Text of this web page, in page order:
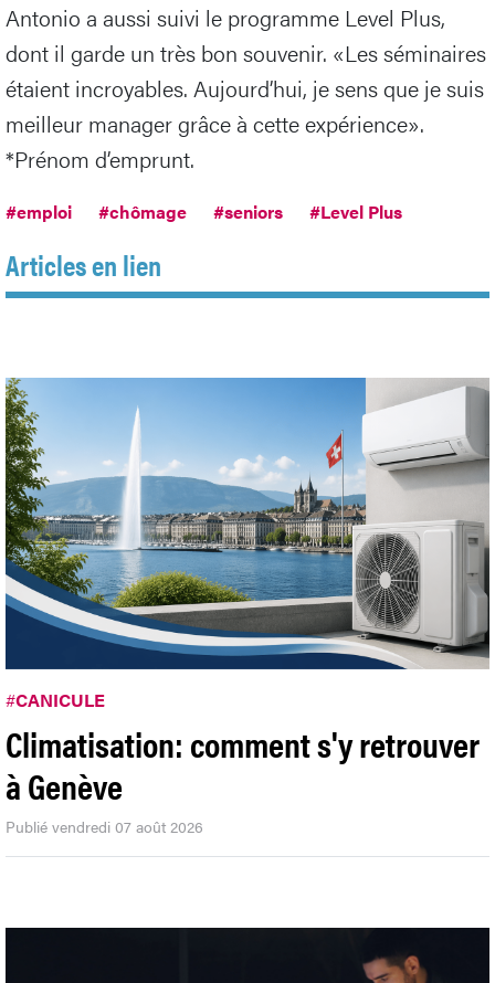
Antonio a aussi suivi le programme Level Plus,
dont il garde un très bon souvenir. «Les séminaires
étaient incroyables. Aujourd’hui, je sens que je suis
meilleur manager grâce à cette expérience».
*Prénom d’emprunt.
#emploi #chômage #seniors #Level Plus
Articles en lien
#CANICULE
Climatisation: comment s'y retrouver
à Genève
Publié vendredi 07 août 2026